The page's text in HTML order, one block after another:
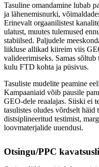
Tasuline omandamine lubab
ja lähenemisnurki,
Erinevalt orgaanilistest
ulatust, muutes tulemused
stabiilsed. Paljudele
liikluse allikad kiireim viis
valideerimiseks. Samas
kulu FTD kohta ja püsivus.
Tasuliste mudelite peamine
Kampaaniaid võib pausile
GEO-dele reaalajas. Siiski ei
tasulistes oludes võrdselt
distsiplineeritud testimist,
loovmaterjalide uuendusi.
Otsingu/PPC